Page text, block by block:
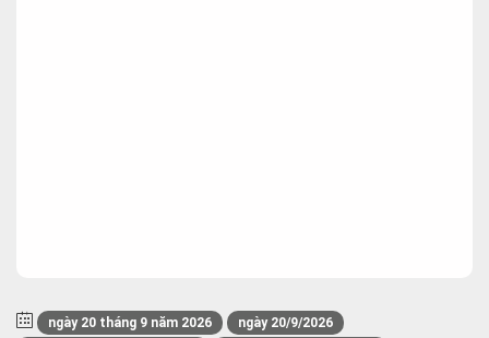
ngày 20 tháng 9 năm 2026
ngày 20/9/2026